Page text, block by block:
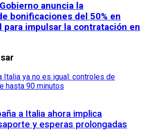
anuncia la
bonificaciones del 50% en
para impulsar la contratación en
a Italia ahora implica
y esperas prolongadas